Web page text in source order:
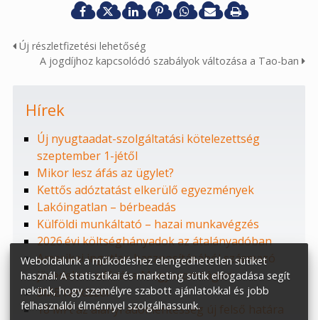
Új részletfizetési lehetőség
A jogdíjhoz kapcsolódó szabályok változása a Tao-ban
Hírek
Új nyugtaadat-szolgáltatási kötelezettség
szeptember 1-jétől
Mikor lesz áfás az ügylet?
Kettős adóztatást elkerülő egyezmények
Lakóingatlan – bérbeadás
Külföldi munkáltató – hazai munkavégzés
2026.évi költséghányadok az átalányadóban
Amerikai ingatlan hasznosításából származó
jövedelem adózása Magyarországon
SME rendszer
18 MFt az alanyi adómentesség új felső határa
Weboldalunk a működéshez elengedhetetlen sütiket
használ. A statisztikai és marketing sütik elfogadása segít
nekünk, hogy személyre szabott ajánlatokkal és jobb
felhasználói élménnyel szolgálhassunk.